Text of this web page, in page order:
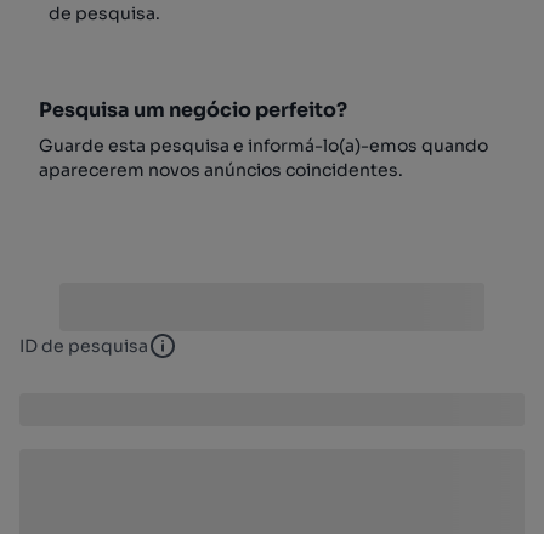
de pesquisa.
Pesquisa um negócio perfeito?
Guarde esta pesquisa e informá-lo(a)-emos quando
aparecerem novos anúncios coincidentes.
ID de pesquisa ID de pesquisa